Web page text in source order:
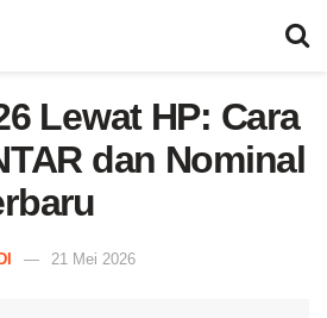
Lewat HP: Cara
dan Nominal
21 Mei 2026